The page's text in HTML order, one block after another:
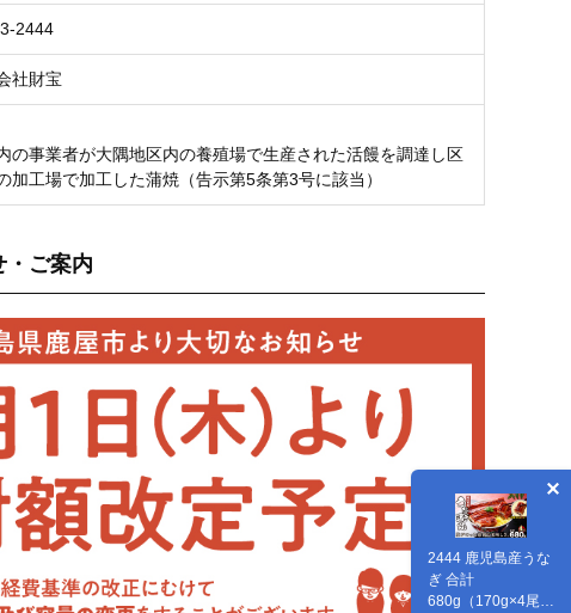
2444 鹿児島産うな
ぎ 合計
680g（170g×4尾）
2444
社財宝
の事業者が大隅地区内の養殖場で生産された活饅を調達し区
加工場で加工した蒲焼（告示第5条第3号に該当）
・ご案内